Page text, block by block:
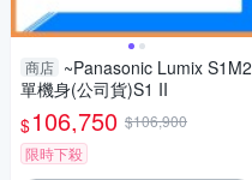
商店 ~Panasonic Lumix S1M2
單機身(公司貨)S1 II
$106,750 $106,900
限時下殺